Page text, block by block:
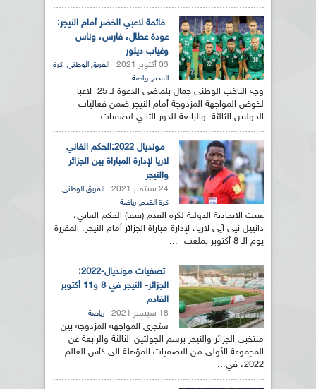
قائمة لاعبي الخضر أمام النيجر:
عودة عطال، فارس، وناس
وغياب ديلور
03 أكتوبر 2021 الفريق الوطني, كرة
القدم, رياضة
وجه الناخب الوطني جمال بلماضي الدعوة لـ 25 لاعبا
لخوض المواجهة المزدوجة أمام النيجر ضمن فعاليات
الجولتين الثالثة والرابعة للدور الثاني لتصفيات...
مونديال 2022:الحكم الغاني
لاريا لإدارة المباراة بين الجزائر
والنيجر
24 سبتمبر 2021 الفريق الوطني,
كرة القدم, رياضة
عينت الاتحادية الدولية لكرة القدم (فيفا) الحكم الغاني،
دانييل نيي آيي لاريا، لإدارة مباراة الجزائر أمام النيجر، المقررة
يوم الـ 8 أكتوبر بملعب -...
تصفيات مونديال-2022:
الجزائر- النيجر في 8 و11 أكتوبر
القادم
18 سبتمبر 2021 رياضة
ستجرى المواجهة المزدوجة بين
منتخبي الجزائر والنيجر برسم الجولتين الثالثة والرابعة عن
المجموعة الأولى من التصفيات المؤهلة الى كأس العالم
2022، في...